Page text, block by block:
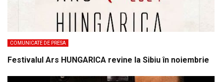
COMUNICATE DE PRESA
Festivalul Ars HUNGARICA revine la Sibiu în noiembrie